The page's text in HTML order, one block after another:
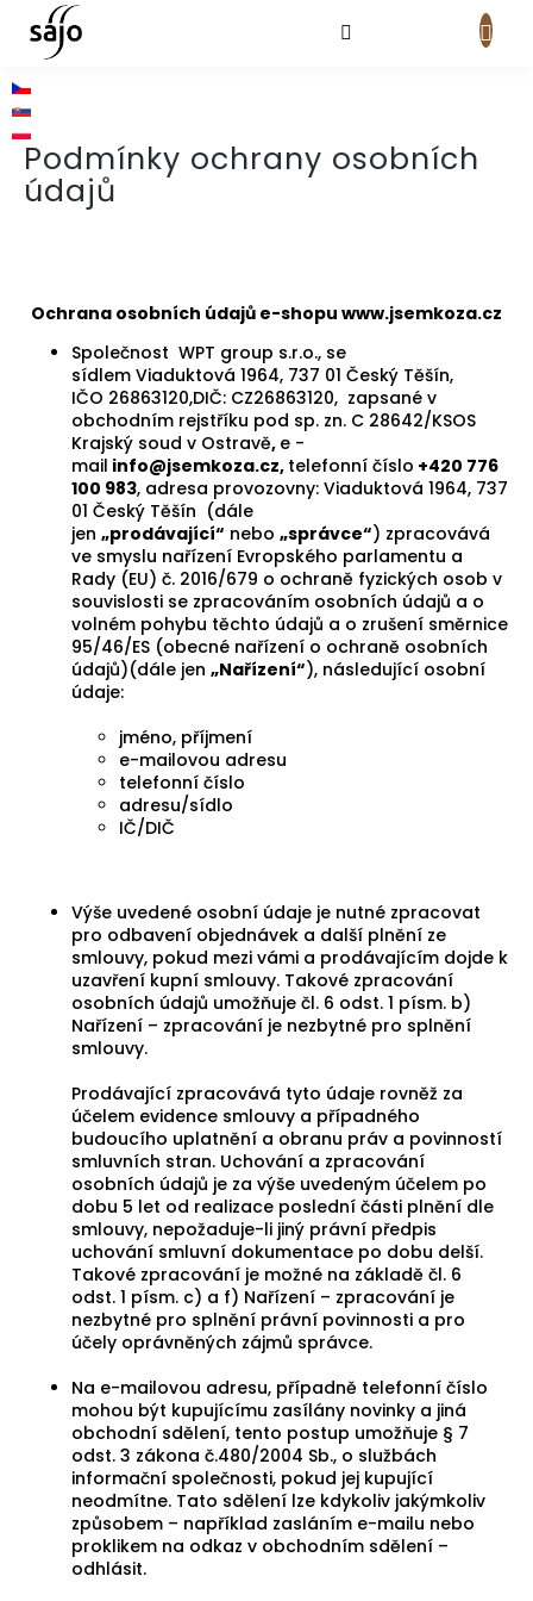
obsah
Podmínky ochrany osobních
údajů
Ochrana osobních údajů e-shopu www.jsemkoza.cz
Společnost WPT group s.r.o., se
sídlem Viaduktová 1964, 737 01 Český Těšín,
IČO 26863120,DIČ: CZ26863120, zapsané v
obchodním rejstříku pod sp. zn. C 28642/KSOS
Krajský soud v Ostravě, e -
mail info@jsemkoza.cz, telefonní číslo +420 776
100 983, adresa provozovny: Viaduktová 1964, 737
01 Český Těšín (dále
jen „prodávající“ nebo „správce“) zpracovává
ve smyslu nařízení Evropského parlamentu a
Rady (EU) č. 2016/679 o ochraně fyzických osob v
souvislosti se zpracováním osobních údajů a o
volném pohybu těchto údajů a o zrušení směrnice
95/46/ES (obecné nařízení o ochraně osobních
údajů)(dále jen „Nařízení“), následující osobní
údaje:
jméno, příjmení
e-mailovou adresu
telefonní číslo
adresu/sídlo
IČ/DIČ
Výše uvedené osobní údaje je nutné zpracovat
pro odbavení objednávek a další plnění ze
smlouvy, pokud mezi vámi a prodávajícím dojde k
uzavření kupní smlouvy. Takové zpracování
osobních údajů umožňuje čl. 6 odst. 1 písm. b)
Nařízení – zpracování je nezbytné pro splnění
smlouvy.
Prodávající zpracovává tyto údaje rovněž za
účelem evidence smlouvy a případného
budoucího uplatnění a obranu práv a povinností
smluvních stran. Uchování a zpracování
osobních údajů je za výše uvedeným účelem po
dobu 5 let od realizace poslední části plnění dle
smlouvy, nepožaduje-li jiný právní předpis
uchování smluvní dokumentace po dobu delší.
Takové zpracování je možné na základě čl. 6
odst. 1 písm. c) a f) Nařízení – zpracování je
nezbytné pro splnění právní povinnosti a pro
účely oprávněných zájmů správce.
Na e-mailovou adresu, případně telefonní číslo
mohou být kupujícímu zasílány novinky a jiná
obchodní sdělení, tento postup umožňuje § 7
odst. 3 zákona č.480/2004 Sb., o službách
informační společnosti, pokud jej kupující
neodmítne. Tato sdělení lze kdykoliv jakýmkoliv
způsobem – například zasláním e-mailu nebo
proklikem na odkaz v obchodním sdělení –
odhlásit.